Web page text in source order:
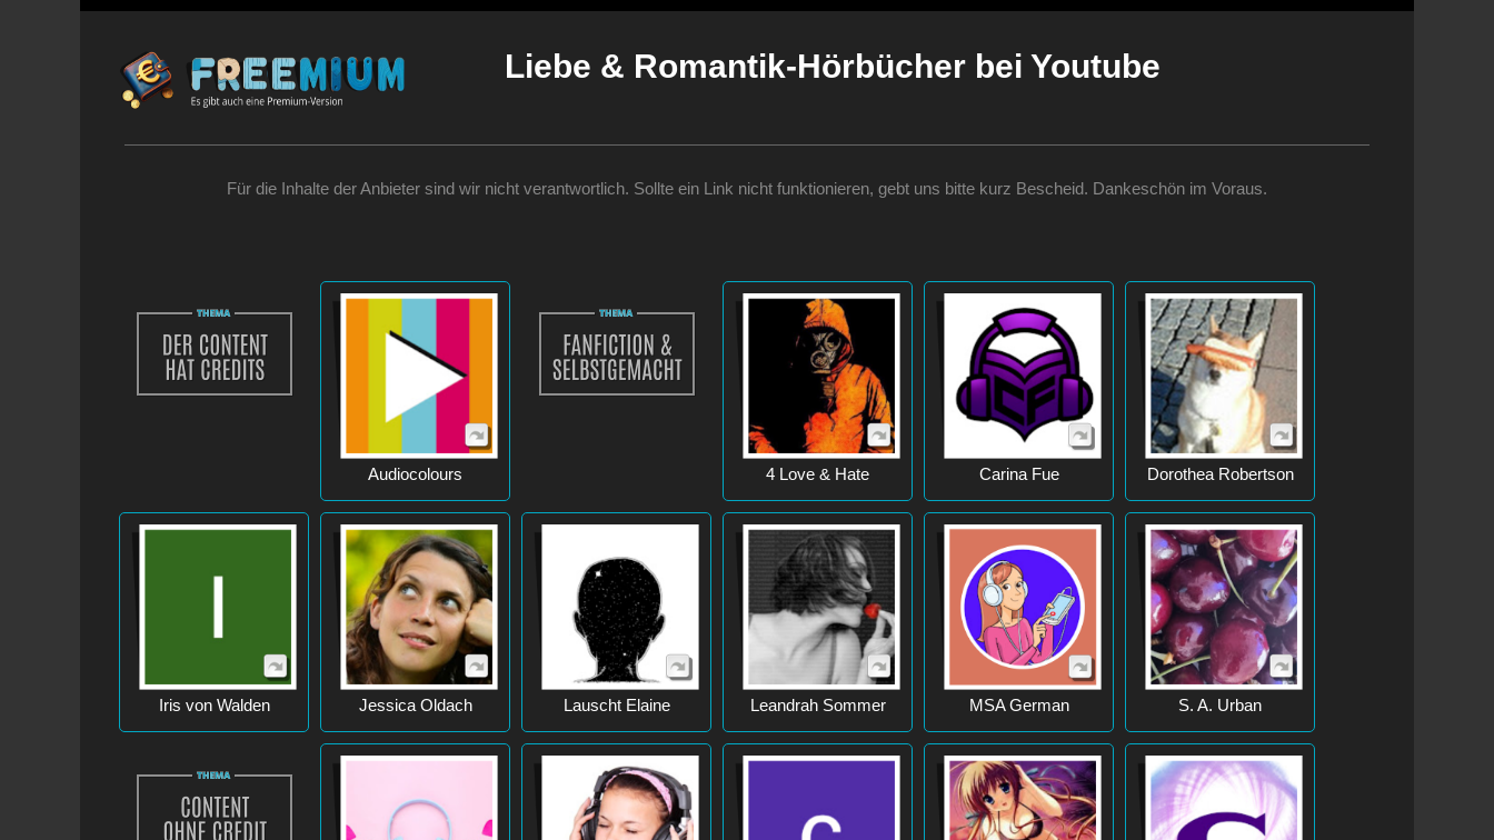
Liebe & Romantik-Hörbücher bei Youtube
Für die Inhalte der Anbieter sind wir nicht verantwortlich. Sollte ein Link nicht funktionieren, gebt uns bitte kurz Bescheid. Dankeschön im Voraus.
Audiocolours 4 Love & Hate Carina Fue Dorothea Robertson
Iris von Walden Jessica Oldach Lauscht Elaine Leandrah Sommer MSA German S. A. Urban